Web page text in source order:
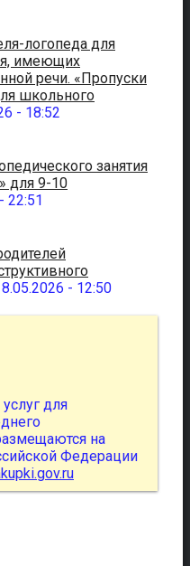
логопеда для
имеющих
речи. «Пропуски
школьного
- 18:52
занятия
для 9-10
22:51
- 12:50
для
на
Федерации